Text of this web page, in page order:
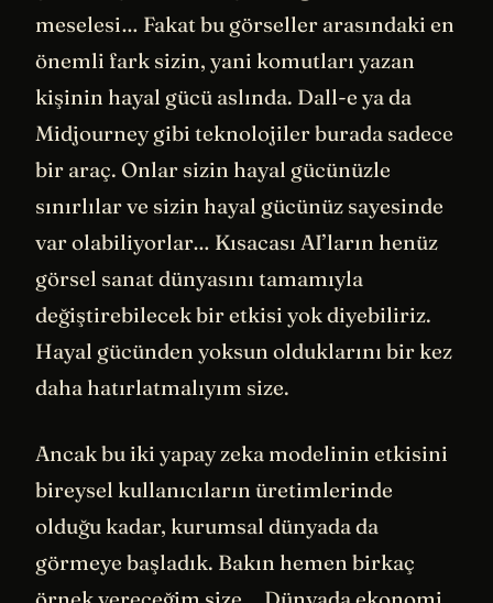
meselesi… Fakat bu görseller arasındaki en
önemli fark sizin, yani komutları yazan
kişinin hayal gücü aslında. Dall-e ya da
Midjourney gibi teknolojiler burada sadece
bir araç. Onlar sizin hayal gücünüzle
sınırlılar ve sizin hayal gücünüz sayesinde
var olabiliyorlar… Kısacası AI’ların henüz
görsel sanat dünyasını tamamıyla
değiştirebilecek bir etkisi yok diyebiliriz.
Hayal gücünden yoksun olduklarını bir kez
daha hatırlatmalıyım size.
Ancak bu iki yapay zeka modelinin etkisini
bireysel kullanıcıların üretimlerinde
olduğu kadar, kurumsal dünyada da
görmeye başladık. Bakın hemen birkaç